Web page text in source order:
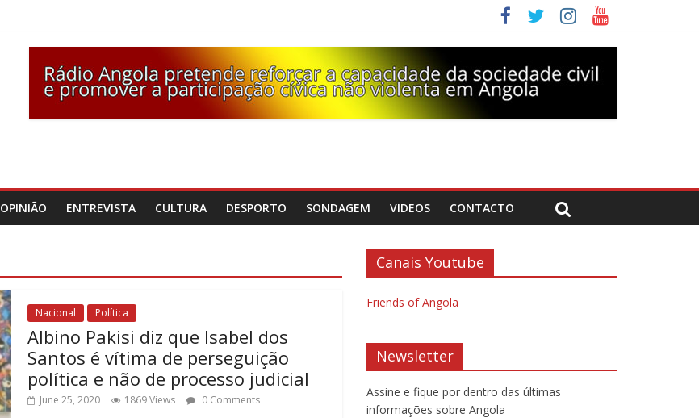
OPINIÃO ENTREVISTA CULTURA DESPORTO SONDAGEM VIDEOS CONTACTO
Nacional Política
Albino Pakisi diz que Isabel dos
Santos é vítima de perseguição
política e não de processo judicial
June 25, 2020 1869 Views 0 Comments
Canais Youtube
Friends of Angola
Newsletter
Assine e fique por dentro das últimas
informações sobre Angola